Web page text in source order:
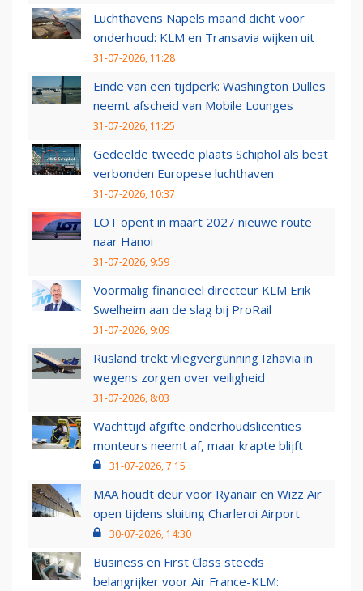
Luchthavens Napels maand dicht voor
onderhoud: KLM en Transavia wijken uit
31-07-2026, 11:28
Einde van een tijdperk: Washington Dulles
neemt afscheid van Mobile Lounges
31-07-2026, 11:25
Gedeelde tweede plaats Schiphol als best
verbonden Europese luchthaven
31-07-2026, 10:37
LOT opent in maart 2027 nieuwe route
naar Hanoi
31-07-2026, 9:59
Voormalig financieel directeur KLM Erik
Swelheim aan de slag bij ProRail
31-07-2026, 9:09
Rusland trekt vliegvergunning Izhavia in
wegens zorgen over veiligheid
31-07-2026, 8:03
Wachttijd afgifte onderhoudslicenties
monteurs neemt af, maar krapte blijft
31-07-2026, 7:15
MAA houdt deur voor Ryanair en Wizz Air
open tijdens sluiting Charleroi Airport
30-07-2026, 14:30
Business en First Class steeds
belangrijker voor Air France-KLM: